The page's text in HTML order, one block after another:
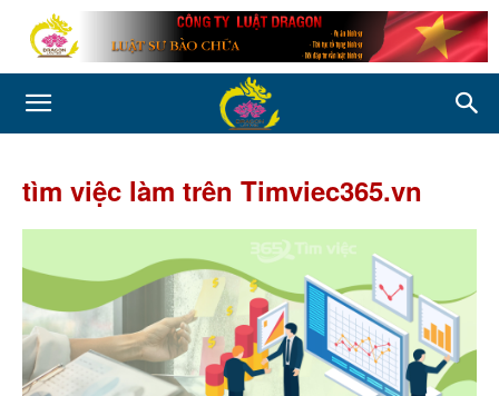
tìm việc làm trên Timviec365.vn